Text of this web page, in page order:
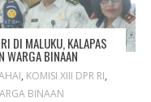
DI MALUKU, KALAPAS
WARGA BINAAN
, KOMISI XIII DPR RI,
BINAAN